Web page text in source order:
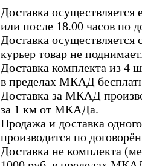
Доставка осуществляется
или после 18.00 часов по
Доставка осуществляется
курьер товар не поднимает.
Доставка комплекта из 4
в пределах МКАД
Доставка за МКАД
за 1 км от МКАДа.
Продажа и доставка
производится по
Доставка не комплекта